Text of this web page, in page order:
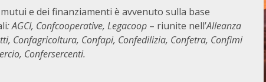
e dei finanziamenti è avvenuto sulla base
: AGCI, Confcooperative, Legacoop – riunite nell’Alleanza
Confagricoltura, Confapi, Confedilizia, Confetra, Confimi
Confersercenti.